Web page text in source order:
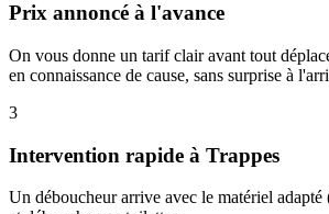
Prix annoncé à l'avance
On vous donne un tarif clair avant tout
en connaissance de cause, sans surprise à
3
Intervention rapide à Trappes
Un déboucheur arrive avec le matériel adapté